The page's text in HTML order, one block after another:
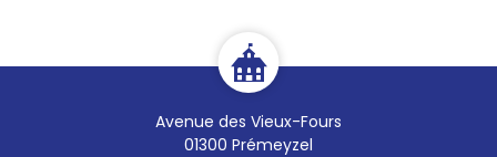
Avenue des Vieux-Fours
01300 Prémeyzel